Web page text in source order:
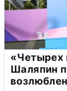
«Четырех
Шаляпин